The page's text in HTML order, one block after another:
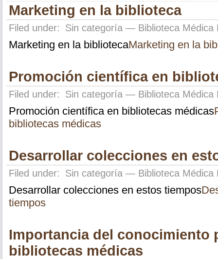
Marketing en la biblioteca
Filed under: Sin categoría— Biblioteca Médica
Marketing en la bibliotecaMarketing en la
Promoción científica en
Filed under: Sin categoría— Biblioteca Médica
Promoción científica en bibliotecas médicas
bibliotecas médicas
Desarrollar colecciones en
Filed under: Sin categoría— Biblioteca Médica
Desarrollar colecciones en estos tiempos
tiempos
Importancia del conocimiento
bibliotecas médicas